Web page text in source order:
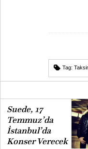
Tag:
Suede, 17
Temmuz’da
İstanbul’da
Konser Verecek